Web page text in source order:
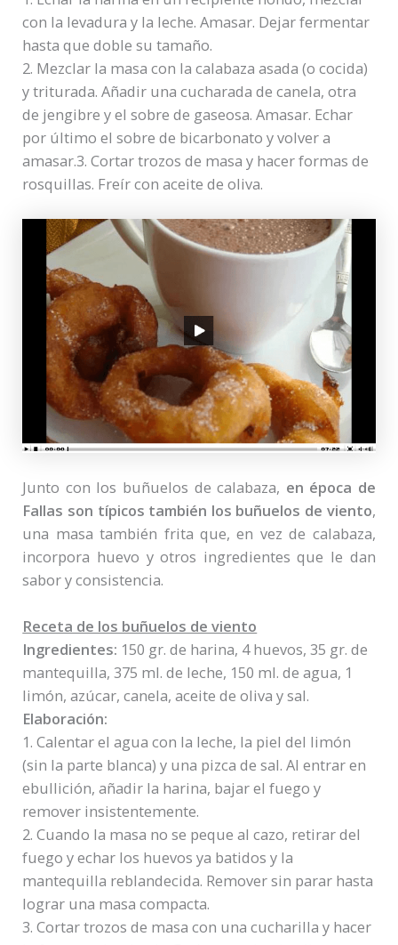
con la levadura y la leche. Amasar. Dejar fermentar
hasta que doble su tamaño.
2. Mezclar la masa con la calabaza asada (o cocida)
y triturada. Añadir una cucharada de canela, otra
de jengibre y el sobre de gaseosa. Amasar. Echar
por último el sobre de bicarbonato y volver a
amasar.3. Cortar trozos de masa y hacer formas de
rosquillas. Freír con aceite de oliva.
Junto con los buñuelos de calabaza, en época de
Fallas son típicos también los buñuelos de viento,
una masa también frita que, en vez de calabaza,
incorpora huevo y otros ingredientes que le dan
sabor y consistencia.
Receta de los buñuelos de viento
Ingredientes: 150 gr. de harina, 4 huevos, 35 gr. de
mantequilla, 375 ml. de leche, 150 ml. de agua, 1
limón, azúcar, canela, aceite de oliva y sal.
Elaboración:
1. Calentar el agua con la leche, la piel del limón
(sin la parte blanca) y una pizca de sal. Al entrar en
ebullición, añadir la harina, bajar el fuego y
remover insistentemente.
2. Cuando la masa no se peque al cazo, retirar del
fuego y echar los huevos ya batidos y la
mantequilla reblandecida. Remover sin parar hasta
lograr una masa compacta.
3. Cortar trozos de masa con una cucharilla y hacer